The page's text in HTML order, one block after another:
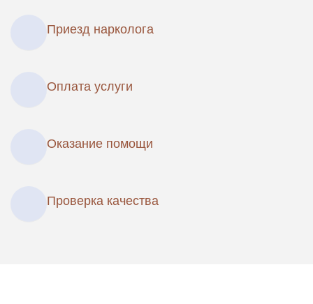
Приезд нарколога
Оплата услуги
Оказание помощи
Проверка качества